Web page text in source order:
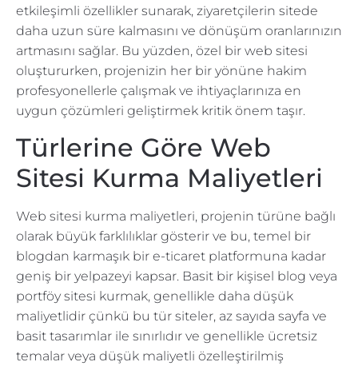
etkileşimli özellikler sunarak, ziyaretçilerin sitede
daha uzun süre kalmasını ve dönüşüm oranlarınızın
artmasını sağlar. Bu yüzden, özel bir web sitesi
oluştururken, projenizin her bir yönüne hakim
profesyonellerle çalışmak ve ihtiyaçlarınıza en
uygun çözümleri geliştirmek kritik önem taşır.
Türlerine Göre Web
Sitesi Kurma Maliyetleri
Web sitesi kurma maliyetleri, projenin türüne bağlı
olarak büyük farklılıklar gösterir ve bu, temel bir
blogdan karmaşık bir e-ticaret platformuna kadar
geniş bir yelpazeyi kapsar. Basit bir kişisel blog veya
portföy sitesi kurmak, genellikle daha düşük
maliyetlidir çünkü bu tür siteler, az sayıda sayfa ve
basit tasarımlar ile sınırlıdır ve genellikle ücretsiz
temalar veya düşük maliyetli özelleştirilmiş